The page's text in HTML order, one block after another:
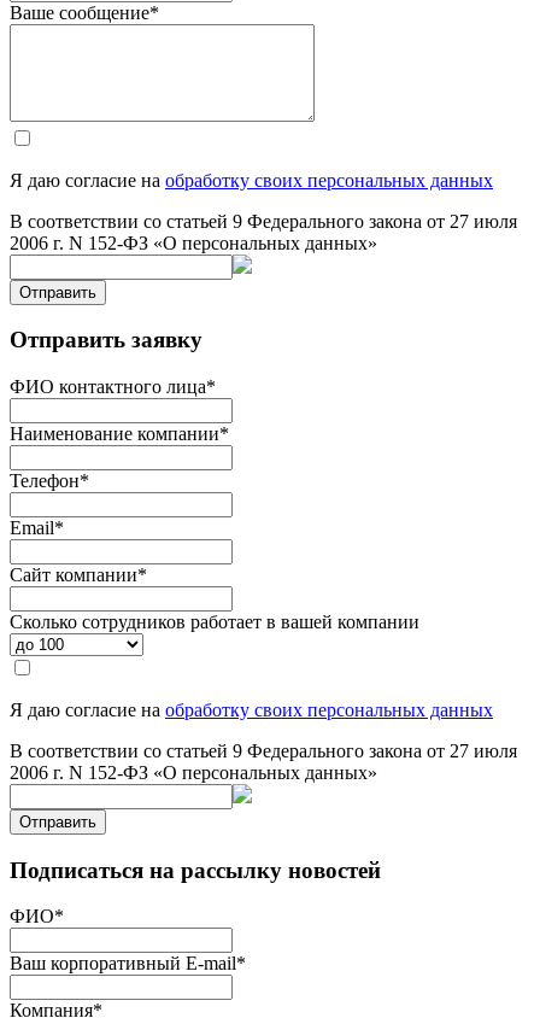
Ваше сообщение*
Я даю согласие на обработку своих персональных данных
В соответствии со статьей 9 Федерального закона от 27 июля
2006 г. N 152-ФЗ «О персональных данных»
Отправить
Отправить заявку
ФИО контактного лица*
Наименование компании*
Телефон*
Email*
Сайт компании*
Сколько сотрудников работает в вашей компании
Я даю согласие на обработку своих персональных данных
В соответствии со статьей 9 Федерального закона от 27 июля
2006 г. N 152-ФЗ «О персональных данных»
Отправить
Подписаться на рассылку новостей
ФИО*
Ваш корпоративный E-mail*
Компания*